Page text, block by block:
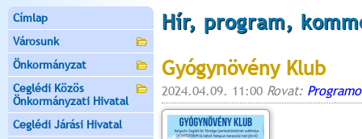
Címlap
Városunk
Önkormányzat
Ceglédi Közös
Önkormányzati Hivatal
Ceglédi Járási Hivatal
Hír, program,
Gyógynövény Klub
2024.04.09. 11:00 Rovat: